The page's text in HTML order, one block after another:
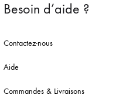
Besoin d’aide ?
Contactez-nous
Aide
Commandes & Livraisons